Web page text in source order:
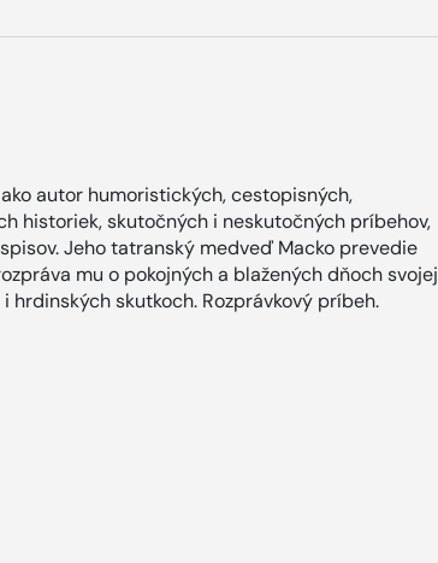
autor humoristických, cestopisných,
historiek, skutočných i neskutočných príbehov,
Jeho tatranský medveď Macko prevedie
mu o pokojných a blažených dňoch svojej
hrdinských skutkoch. Rozprávkový príbeh.